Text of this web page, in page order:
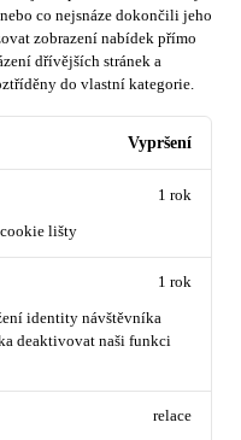
co nejsnáze dokončili jeho
zobrazení nabídek přímo
dřívějších stránek a
do vlastní kategorie.
Vypršení
lišty
1 rok
identity návštěvníka
deaktivovat naši funkci
1 rok
relace